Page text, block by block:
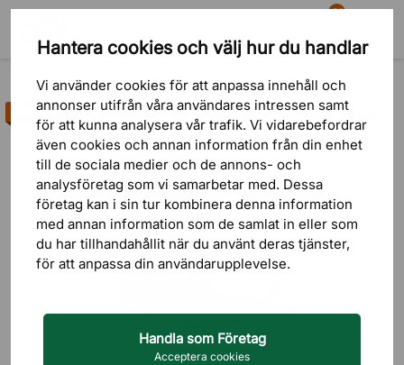
Hantera cookies och välj hur du handlar
Vi använder cookies för att anpassa innehåll och
annonser utifrån våra användares intressen samt
för att kunna analysera vår trafik. Vi vidarebefordrar
även cookies och annan information från din enhet
till de sociala medier och de annons- och
analysföretag som vi samarbetar med. Dessa
företag kan i sin tur kombinera denna information
med annan information som de samlat in eller som
du har tillhandahållit när du använt deras tjänster,
för att anpassa din användarupplevelse.
Handla som Företag
Acceptera cookies
Sök
81
Varukorg Meny
26 omdömen
Bästsäljare